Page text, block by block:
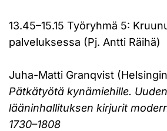
13.45–15.15 Työryhmä 5:
palveluksessa (Pj. Antti Räihä)
Juha-Matti Granqvist
Pätkätyötä kynämiehille.
lääninhallituksen kirjurit
1730–1808